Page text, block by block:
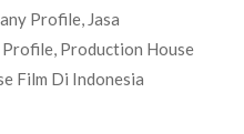
Profile, Jasa
Profile, Production House
Film Di Indonesia